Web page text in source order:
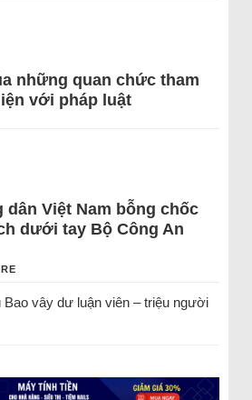
những quan chức tham
với pháp luật
dân Việt Nam bỗng chốc
dưới tay Bộ Công An
Bao vây dư luận viên – triệu người